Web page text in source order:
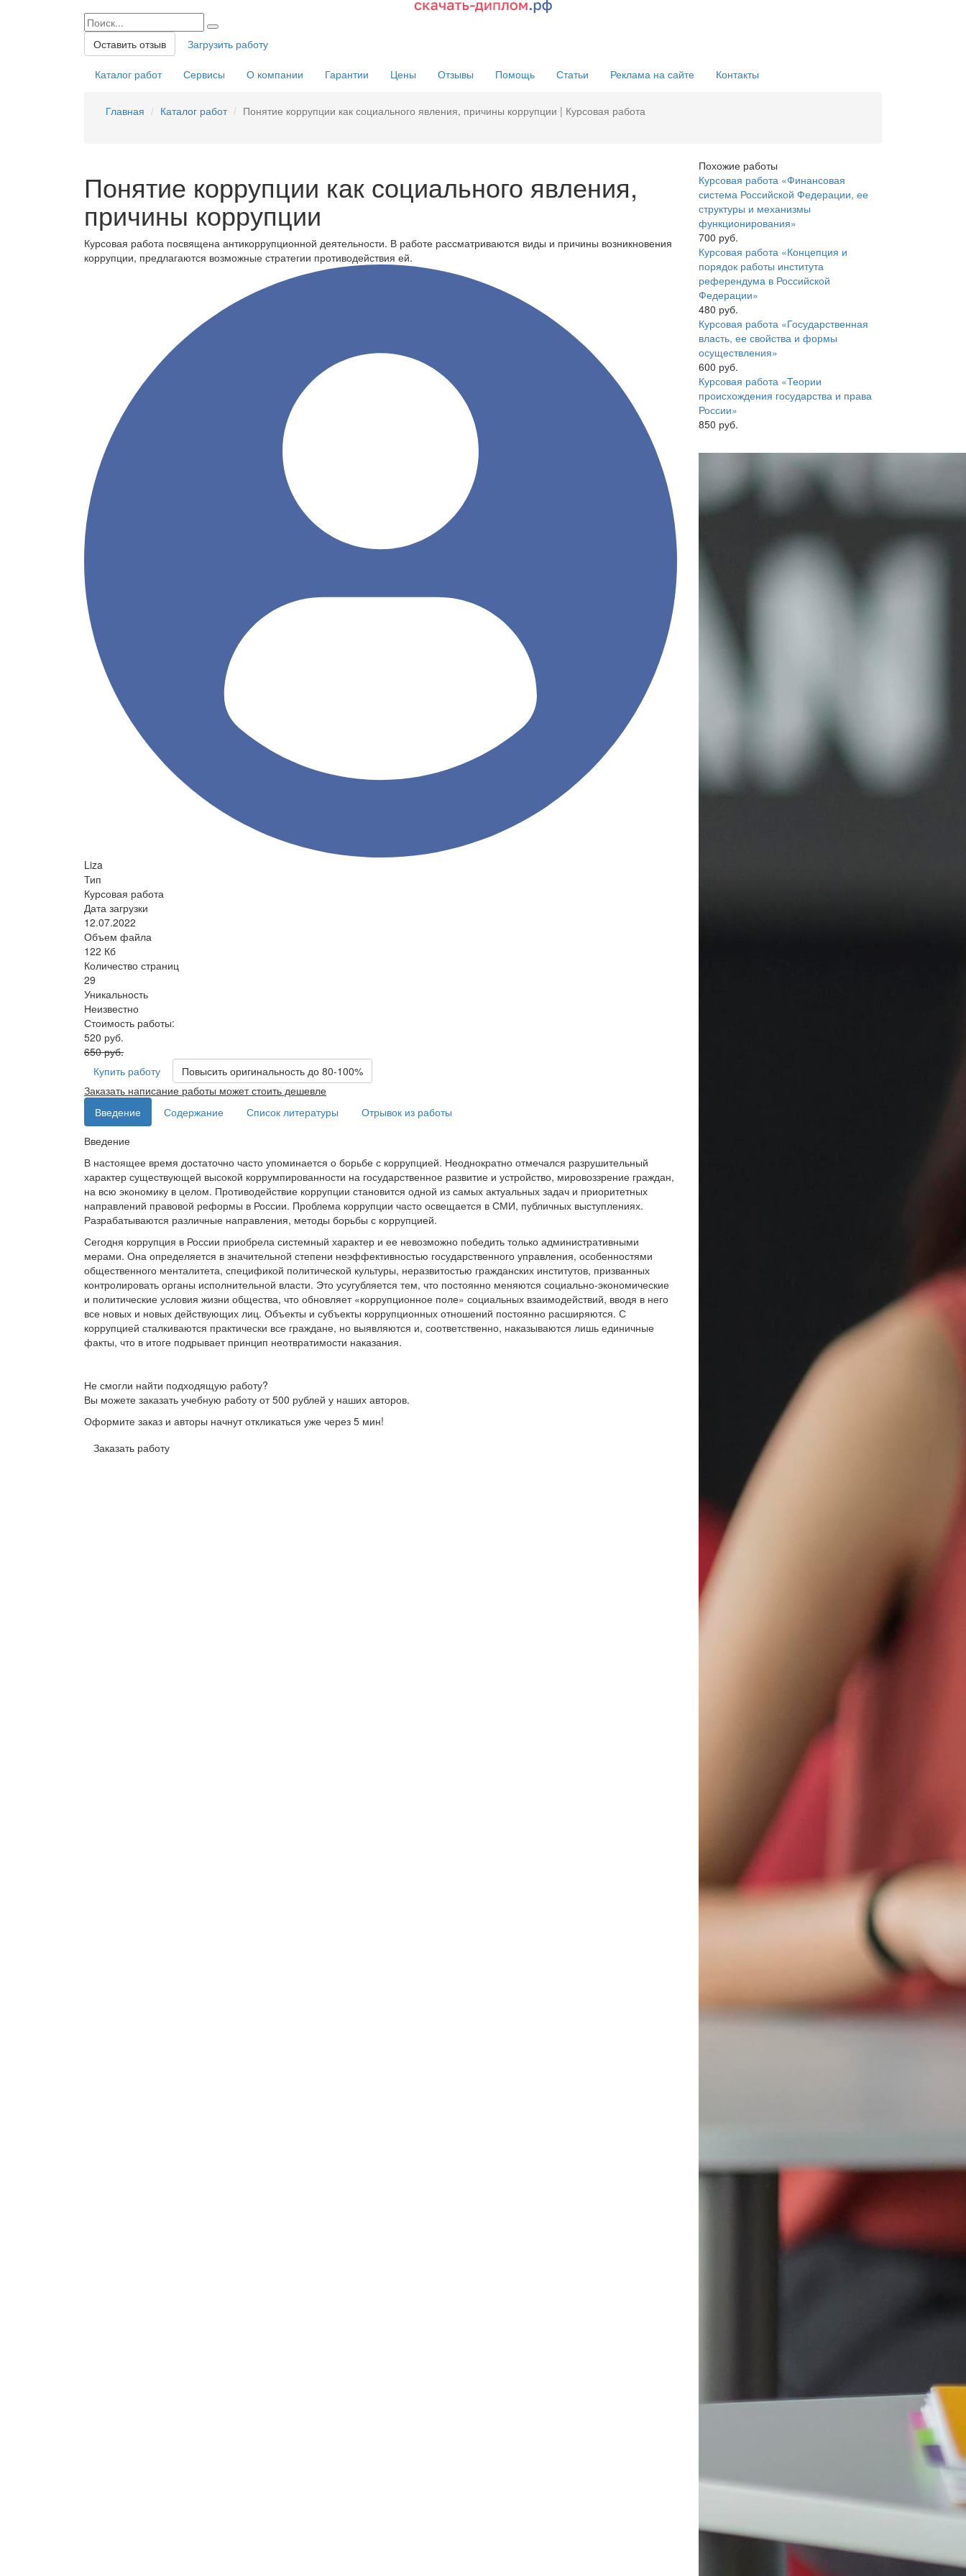
Оставить отзыв Загрузить работу
Каталог работ Сервисы О компании Гарантии Цены Отзывы Помощь Статьи Реклама на сайте Контакты
Главная Каталог работ Понятие коррупции как социального явления, причины коррупции | Курсовая работа
Понятие коррупции как социального явления,
причины коррупции
Курсовая работа посвящена антикоррупционной деятельности. В работе рассматриваются виды и причины возникновения
коррупции, предлагаются возможные стратегии противодействия ей.
Liza
Тип
Курсовая работа
Дата загрузки
12.07.2022
Объем файла
122 Кб
Количество страниц
29
Уникальность
Неизвестно
Стоимость работы:
520 руб.
650 руб.
Купить работу
Повысить оригинальность до 80-100%
Заказать написание работы может стоить дешевле
Введение
Содержание Список литературы
Отрывок из работы
Введение
В настоящее время достаточно часто упоминается о борьбе с коррупцией. Неоднократно отмечался разрушительный
характер существующей высокой коррумпированности на государственное развитие и устройство, мировоззрение граждан,
на всю экономику в целом. Противодействие коррупции становится одной из самых актуальных задач и приоритетных
направлений правовой реформы в России. Проблема коррупции часто освещается в СМИ, публичных выступлениях.
Разрабатываются различные направления, методы борьбы с коррупцией.
Сегодня коррупция в России приобрела системный характер и ее невозможно победить только административными
мерами. Она определяется в значительной степени неэффективностью государственного управления, особенностями
общественного менталитета, спецификой политической культуры, неразвитостью гражданских институтов, призванных
контролировать органы исполнительной власти. Это усугубляется тем, что постоянно меняются социально-экономические
и политические условия жизни общества, что обновляет «коррупционное поле» социальных взаимодействий, вводя в него
все новых и новых действующих лиц. Объекты и субъекты коррупционных отношений постоянно расширяются. С
коррупцией сталкиваются практически все граждане, но выявляются и, соответственно, наказываются лишь единичные
факты, что в итоге подрывает принцип неотвратимости наказания.
Не смогли найти подходящую работу?
Вы можете заказать учебную работу от 500 рублей у наших авторов.
Оформите заказ и авторы начнут откликаться уже через 5 мин!
Заказать работу
Похожие работы
Курсовая работа «Финансовая
система Российской Федерации, ее
структуры и механизмы
функционирования»
700 руб.
Курсовая работа «Концепция и
порядок работы института
референдума в Российской
Федерации»
480 руб.
Курсовая работа «Государственная
власть, ее свойства и формы
осуществления»
600 руб.
Курсовая работа «Теории
происхождения государства и права
России»
850 руб.